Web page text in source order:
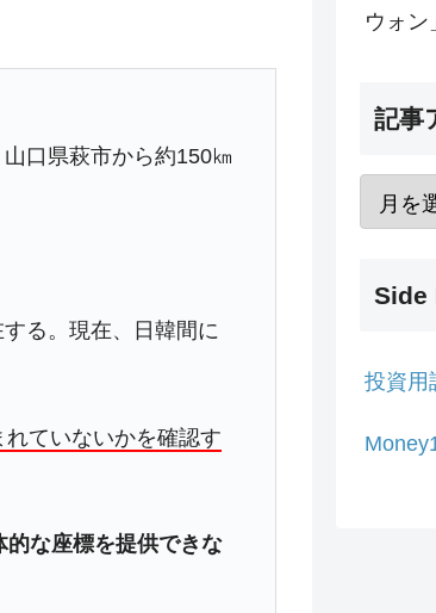
口県萩市から約150㎞
る。現在、日韓間に
ていないかを確認す
的な座標を提供できな
ウォン
記事
Side
投資用